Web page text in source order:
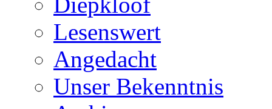
Lesenswert
Angedacht
Unser Bekenntnis